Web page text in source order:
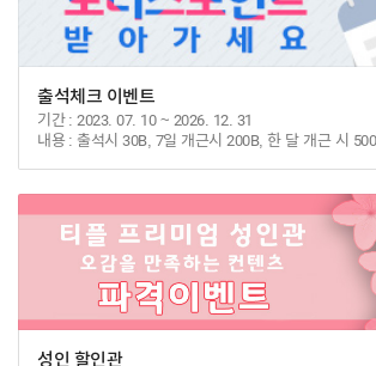
출석체크 이벤트
기간 2023. 07. 10 ~ 2026. 12. 31
내용
출석시 30B, 7일 개근시 200B, 한 달 개근 시
성인 할인관